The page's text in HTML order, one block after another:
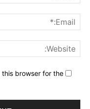
this browser for the